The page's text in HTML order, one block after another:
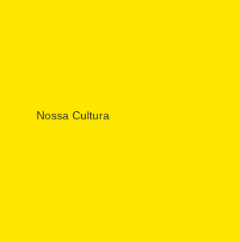
Nossa Cultura